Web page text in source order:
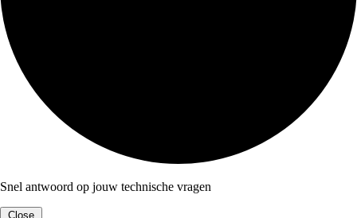
Snel antwoord op jouw technische vragen
Close